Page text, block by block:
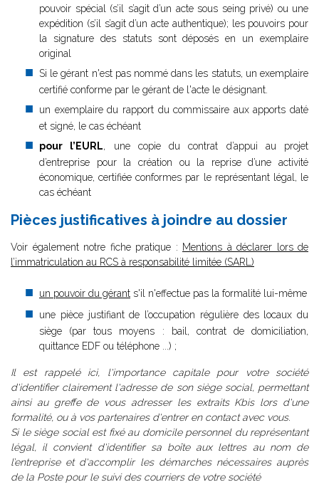
pouvoir spécial (s’il s’agit d’un acte sous seing privé) ou une
expédition (s’il s’agit d’un acte authentique); les pouvoirs pour
la signature des statuts sont déposés en un exemplaire
original
Si le gérant n'est pas nommé dans les statuts, un exemplaire
certifié conforme par le gérant de l'acte le désignant.
un exemplaire du rapport du commissaire aux apports daté
et signé, le cas échéant
pour l’EURL, une copie du contrat d’appui au projet
d’entreprise pour la création ou la reprise d’une activité
économique, certifiée conformes par le représentant légal, le
cas échéant
Pièces justificatives à joindre au dossier
Voir également notre fiche pratique : Mentions à déclarer lors de
l’immatriculation au RCS à responsabilité limitée (SARL)
un pouvoir du gérant s'il n'effectue pas la formalité lui-même
une pièce justifiant de l’occupation régulière des locaux du
siège (par tous moyens : bail, contrat de domiciliation,
quittance EDF ou téléphone ...) ;
Il est rappelé ici, l'importance capitale pour votre société
d'identifier clairement l'adresse de son siège social, permettant
ainsi au greffe de vous adresser les extraits Kbis lors d'une
formalité, ou à vos partenaires d'entrer en contact avec vous.
Si le siège social est fixé au domicile personnel du représentant
légal, il convient d'identifier sa boîte aux lettres au nom de
l’entreprise et d'accomplir les démarches nécessaires auprès
de la Poste pour le suivi des courriers de votre société